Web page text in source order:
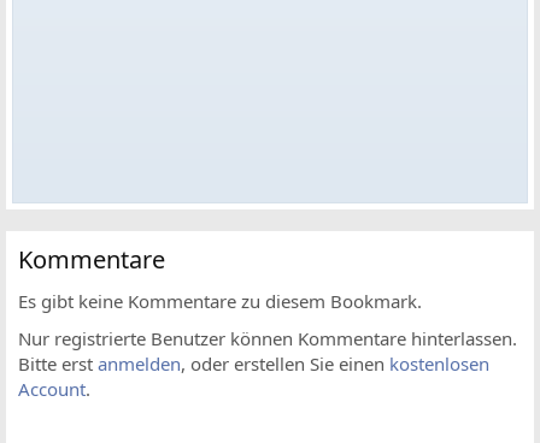
Kommentare
Es gibt keine Kommentare zu diesem Bookmark.
Nur registrierte Benutzer können Kommentare hinterlassen.
Bitte erst anmelden, oder erstellen Sie einen kostenlosen
Account.